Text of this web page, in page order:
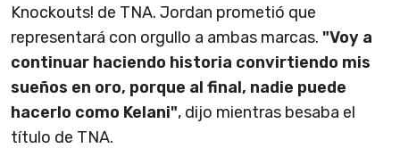
Knockouts! de TNA. Jordan prometió que
representará con orgullo a ambas marcas. "Voy a
continuar haciendo historia convirtiendo mis
sueños en oro, porque al final, nadie puede
hacerlo como Kelani", dijo mientras besaba el
título de TNA.